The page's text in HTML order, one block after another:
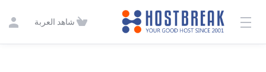
شاهد العربة